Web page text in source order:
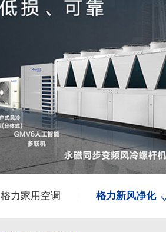
格力家用空调 格力新风净化